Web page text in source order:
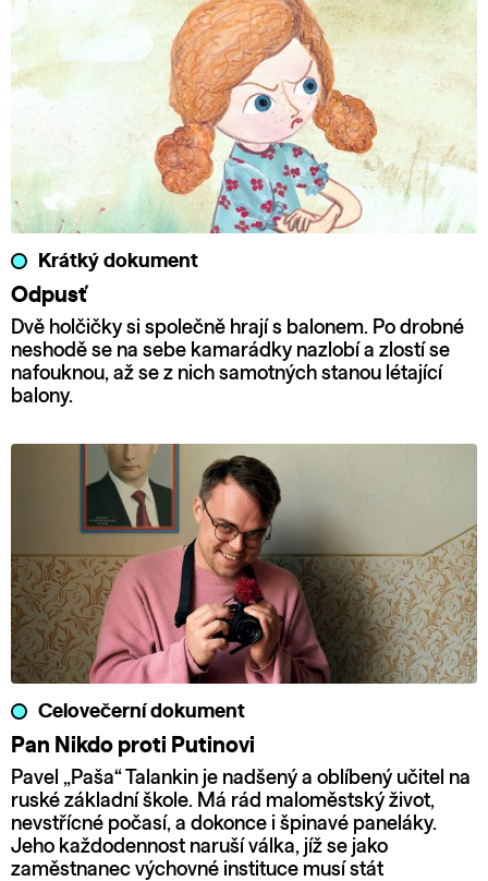
Krátký dokument
Odpusť
Dvě holčičky si společně hrají s balonem. Po drobné
neshodě se na sebe kamarádky nazlobí a zlostí se
nafouknou, až se z nich samotných stanou létající
balony.
Celovečerní dokument
Pan Nikdo proti Putinovi
Pavel „Paša“ Talankin je nadšený a oblíbený učitel na
ruské základní škole. Má rád maloměstský život,
nevstřícné počasí, a dokonce i špinavé paneláky.
Jeho každodennost naruší válka, jíž se jako
zaměstnanec výchovné instituce musí stát